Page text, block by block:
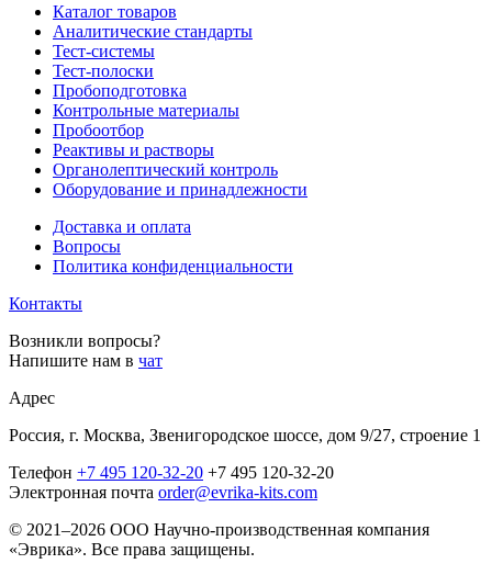
Каталог товаров
Аналитические стандарты
Тест-системы
Тест-полоски
Пробоподготовка
Контрольные материалы
Пробоотбор
Реактивы и растворы
Органолептический контроль
Оборудование и принадлежности
Доставка и оплата
Вопросы
Политика конфиденциальности
Контакты
Возникли вопросы?
Напишите нам в чат
Адрес
Россия, г. Москва, Звенигородское шоссе, дом 9/27, строение 1
Телефон +7 495 120-32-20 +7 495 120-32-20
Электронная почта order@evrika-kits.com
© 2021–2026 ООО Научно-производственная компания
«Эврика». Все права защищены.